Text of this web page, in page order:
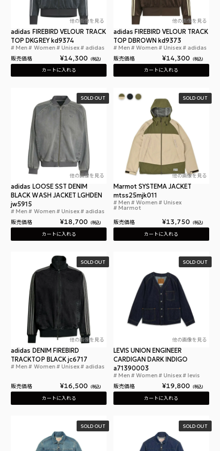
他の画像を見る
アディダス ファイヤーバード ベロア トラックトッ
adidas FIREBIRD VELOUR TRACK
TOP DKGREY kd9374
Men Women Unisex adidas
販売価格 ¥14,300 税込
カートに入れる
他の画像を見る
adidas FIREBIRD VELOUR TRACK
TOP DBROWN kd9373
Men Women Unisex adidas
販売価格 ¥14,300 税込
カートに入れる
他の画像を見る
adidas LOOSE SST DENIM
BLACK WASH JACKET LGHDEN
jw5915
Men Women Unisex adidas
販売価格 ¥18,700 税込
SOLD OUT
カートに入れる
他の画像を見る
Marmot SYSTEMA JACKET
mtss25mjk011
Men Women Unisex
Marmot
販売価格 ¥13,750 税込
SOLD OUT
カートに入れる
他の画像を見る
アディダス デニム ファイヤーバード トラックトッ
adidas DENIM FIREBIRD
TRACKTOP BLACK jc6717
Men Women Unisex adidas
販売価格 ¥16,500 税込
SOLD OUT
カートに入れる
他の画像を見る
LEVIS UNION ENGINEER
CARDIGAN DARK INDIGO
a71390003
Men Women Unisex levis
販売価格 ¥19,800 税込
SOLD OUT
カートに入れる
SOLD OUT SOLD OUT